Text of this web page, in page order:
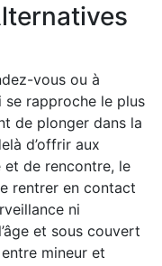
vous ou à
se rapproche le plus
de plonger dans la
d’offrir aux
et de rencontre, le
rentrer en contact
ni
et sous couvert
mineur et